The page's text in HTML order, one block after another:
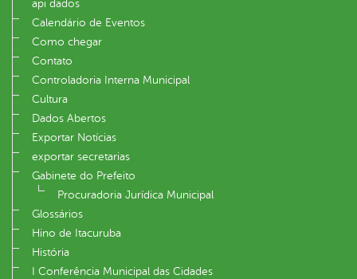
api dados
Calendário de Eventos
Como chegar
Contato
Controladoria Interna Municipal
Cultura
Dados Abertos
Exportar Notícias
exportar secretarias
Gabinete do Prefeito
Procuradoria Jurídica Municipal
Glossários
Hino de Itacuruba
História
I Conferência Municipal das Cidades